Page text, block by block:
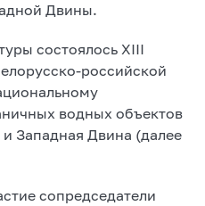
Двины.
состоялось XIII
российской
водных объектов
Западная Двина (далее
сопредседатели